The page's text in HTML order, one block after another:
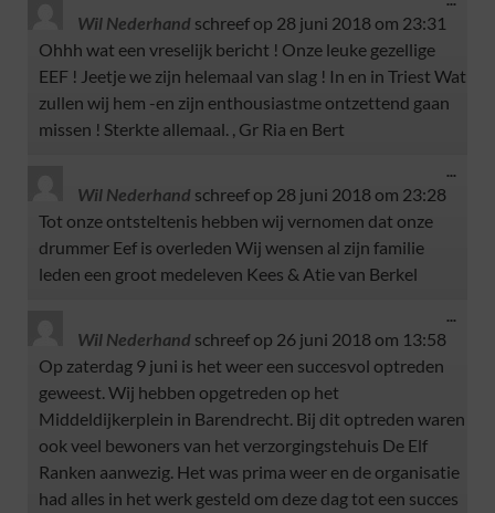
Wil Nederhand schreef op 28 juni 2018 om 23:31
Ohhh wat een vreselijk bericht ! Onze leuke gezellige
EEF ! Jeetje we zijn helemaal van slag ! In en in Triest Wat
zullen wij hem -en zijn enthousiastme ontzettend gaan
missen ! Sterkte allemaal. , Gr Ria en Bert
Wil Nederhand schreef op 28 juni 2018 om 23:28
Tot onze ontsteltenis hebben wij vernomen dat onze
drummer Eef is overleden Wij wensen al zijn familie
leden een groot medeleven Kees & Atie van Berkel
...
Wil Nederhand schreef op 26 juni 2018 om 13:58
Op zaterdag 9 juni is het weer een succesvol optreden
geweest. Wij hebben opgetreden op het
Middeldijkerplein in Barendrecht. Bij dit optreden waren
ook veel bewoners van het verzorgingstehuis De Elf
Ranken aanwezig. Het was prima weer en de organisatie
had alles in het werk gesteld om deze dag tot een succes
...